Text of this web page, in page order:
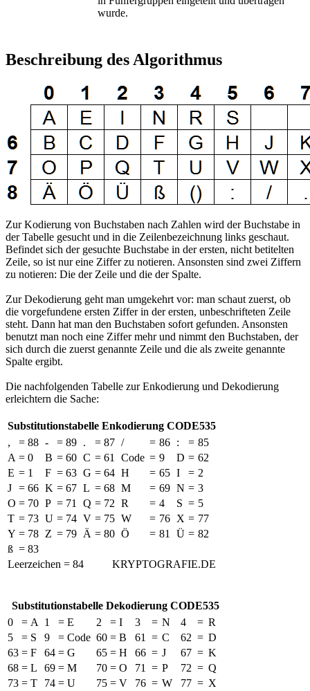
wurde.
Beschreibung des Algorithmus
Zur Kodierung von Buchstaben nach Zahlen wird der Buchstabe in
der Tabelle gesucht und in die Zeilenbezeichnung links geschaut.
Befindet sich der gesuchte Buchstabe in der ersten, nicht betitelten
Zeile, so ist nur eine Ziffer zu notieren. Ansonsten sind zwei Ziffern
zu notieren: Die der Zeile und die der Spalte.
Zur Dekodierung geht man umgekehrt vor: man schaut zuerst, ob
die vorgefundene ersten Ziffer in der ersten, unbeschrifteten Zeile
steht. Dann hat man den Buchstaben sofort gefunden. Ansonsten
benutzt man noch eine Ziffer mehr und nimmt den Buchstaben, der
sich durch die zuerst genannte Zeile und die als zweite genannte
Spalte ergibt.
Die nachfolgenden Tabelle zur Enkodierung und Dekodierung
erleichtern die Sache:
Substitutionstabelle Enkodierung CODE535
,
= 88 - = 89 . = 87 / = 86 : = 85
A = 0 B = 60 C = 61 Code = 9 D = 62
E = 1 F = 63 G = 64 H = 65 I = 2
J = 66 K = 67 L = 68 M = 69 N = 3
O = 70 P = 71 Q = 72 R = 4 S = 5
T = 73 U = 74 V = 75 W = 76 X = 77
Y = 78 Z = 79 Ä = 80 Ö = 81 Ü = 82
ß = 83
Leerzeichen = 84
KRYPTOGRAFIE.DE
Substitutionstabelle Dekodierung CODE535
0
= A 1 = E 2 = I 3 = N 4 = R
5
= S 9 = Code 60 = B 61 = C 62 = D
63 = F 64 = G 65 = H 66 = J 67 = K
68 = L 69 = M 70 = O 71 = P 72 = Q
73 = T 74 = U 75 = V 76 = W 77 = X